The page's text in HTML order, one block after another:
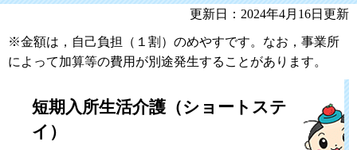
更新日：2024年4月16日更新
※金額は，自己負担（１割）のめやすです。なお，事業所
によって加算等の費用が別途発生することがあります。
短期入所生活介護（ショートステ
イ）